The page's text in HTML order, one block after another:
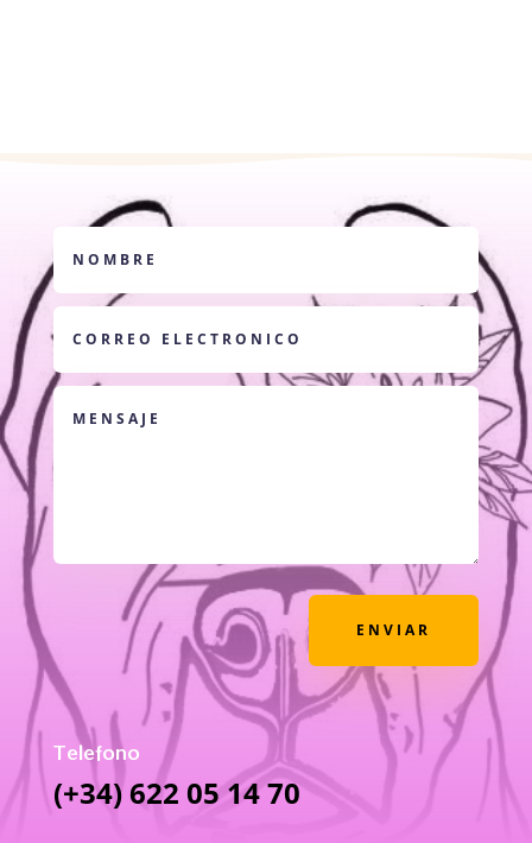
ENVIAR
Telefono
(+34) 622 05 14 70